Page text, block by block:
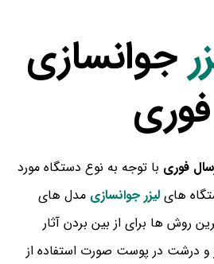
جوانسازی
فوری با توجه به نوع دستگاه مورد
های لیزر جوانسازی مدل های
روش ها برای از بین بردن آثار
درشت در پوست صورت استفاده از